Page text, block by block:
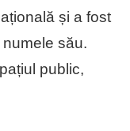
și a fost
său.
public,